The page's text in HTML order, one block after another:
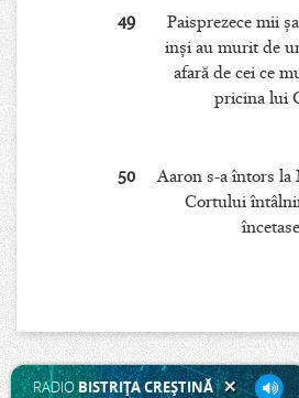
49
Paisprezece mii
inşi au murit de
afară de cei ce
pricina lui
50
Aaron s-a întors la
Cortului
RADIOBISTRIŢA CREŞTINĂ